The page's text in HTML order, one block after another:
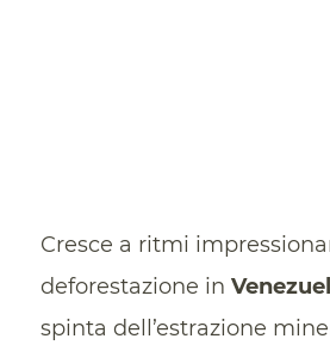
Cresce a ritmi
deforestazione in
spinta dell’estrazione